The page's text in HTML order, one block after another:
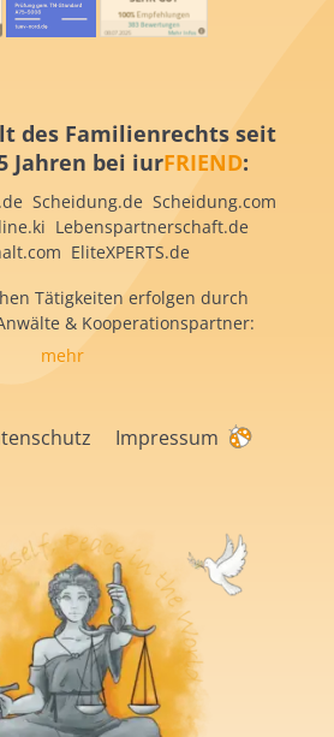
des Familienrechts seit
Jahren bei iurFRIEND:
Scheidung.de Scheidung.com
Lebenspartnerschaft.de
EliteXPERTS.de
Tätigkeiten erfolgen durch
& Kooperationspartner:
mehr
Impressum